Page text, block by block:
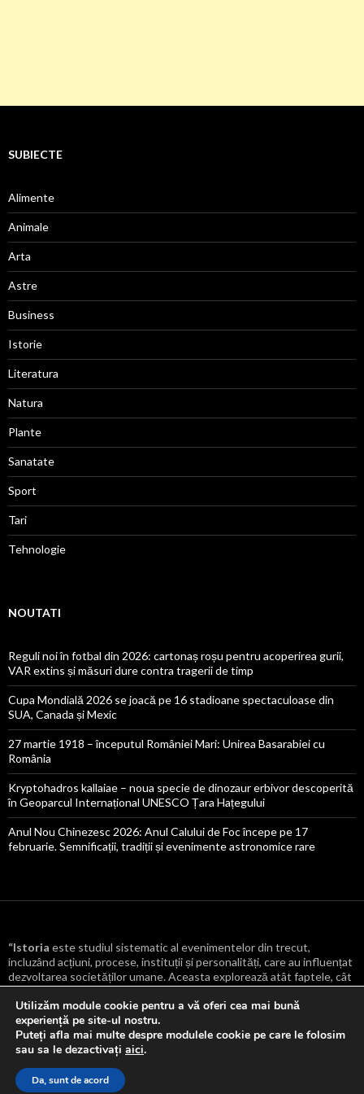
SUBIECTE
Alimente
Animale
Arta
Astre
Business
Istorie
Literatura
Natura
Plante
Sanatate
Sport
Tari
Tehnologie
NOUTATI
Reguli noi în fotbal din 2026: cartonaș roșu pentru acoperirea gurii,
VAR extins și măsuri dure contra tragerii de timp
Cupa Mondială 2026 se joacă pe 16 stadioane spectaculoase din
SUA, Canada și Mexic
27 martie 1918 – începutul României Mari: Unirea Basarabiei cu
România
Kryptohadros kallaiae – noua specie de dinozaur erbivor descoperită
în Geoparcul Internațional UNESCO Țara Hațegului
Anul Nou Chinezesc 2026: Anul Calului de Foc începe pe 17
februarie. Semnificații, tradiții și evenimente astronomice rare
“Istoria este studiul sistematic al evenimentelor din trecut,
incluzând acțiuni, procese, instituții și personalități, care au influențat
dezvoltarea societăților umane. Aceasta explorează atât faptele, cât
și cauzele și consecințele lor, oferind o înțelegere mai profundă a
transformărilor culturale, politice, economice și sociale care au
modelat lumea. “
Proudly powered by WordPress
Utilizăm module cookie pentru a vă oferi cea mai bună
experiență pe site-ul nostru.
Puteți afla mai multe despre modulele cookie pe care le folosim
sau sa le dezactivați aici.
Da, sunt de acord